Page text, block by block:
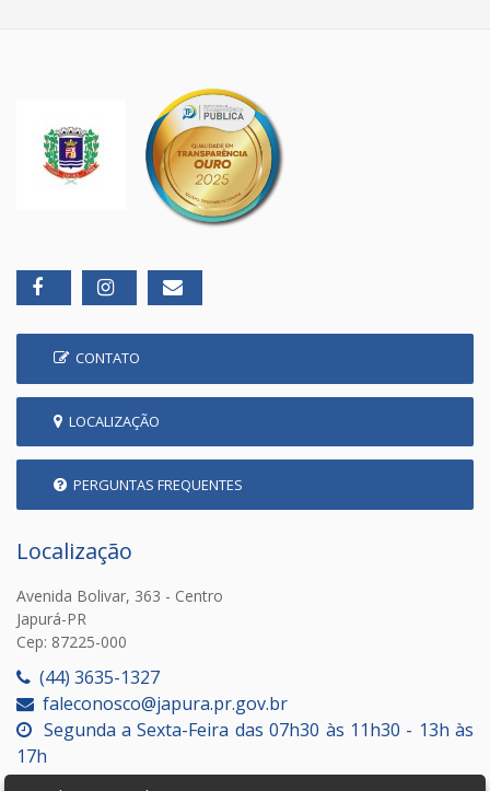
CONTATO
LOCALIZAÇÃO
PERGUNTAS FREQUENTES
Localização
Avenida Bolivar, 363 - Centro
Japurá-PR
Cep: 87225-000
(44) 3635-1327
faleconosco@japura.pr.gov.br
Segunda a Sexta-Feira das 07h30 às 11h30 - 13h às
17h